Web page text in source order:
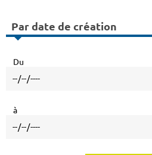
Par date de création
Du
à